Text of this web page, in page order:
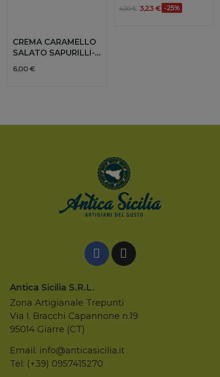
CREMA CARAMELLO
SALATO SAPURILLI-
6,00 €
4,30 € 3,23 € -25%
Antica Sicilia S.r.l.
Zona Artigianale Trepunti
Via I. Bracchi Capannone n.19
95014 Giarre (CT)
Email: info@anticasicilia.it
Tel: (+39) 0957415270